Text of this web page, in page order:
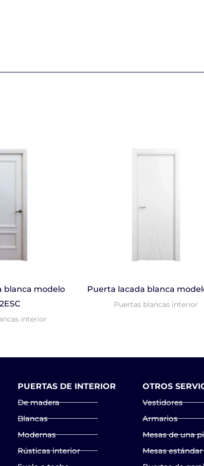
blanca modelo
interior
Puerta lacada blanca
Puertas blancas interior
PUERTAS DE INTERIOR
De madera
Blancas
Modernas
Rústicas interior
OTROS
Vestidores
Armarios
Mesas de una
Mesas estándar